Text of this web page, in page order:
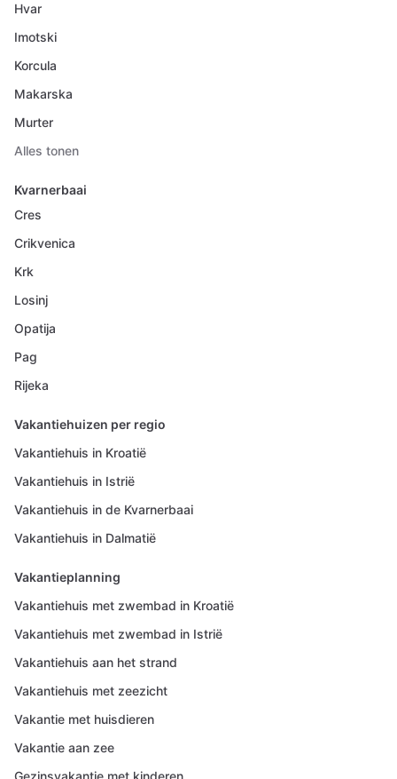
Hvar
Imotski
Korcula
Makarska
Murter
Alles tonen
Kvarnerbaai
Cres
Crikvenica
Krk
Losinj
Opatija
Pag
Rijeka
Vakantiehuizen per regio
Vakantiehuis in Kroatië
Vakantiehuis in Istrië
Vakantiehuis in de Kvarnerbaai
Vakantiehuis in Dalmatië
Vakantieplanning
Vakantiehuis met zwembad in Kroatië
Vakantiehuis met zwembad in Istrië
Vakantiehuis aan het strand
Vakantiehuis met zeezicht
Vakantie met huisdieren
Vakantie aan zee
Gezinsvakantie met kinderen